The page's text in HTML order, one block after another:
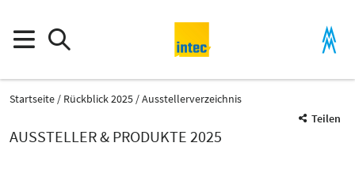
Startseite Rückblick 2025
Ausstellerverzeichnis
Teilen
AUSSTELLER & PRODUKTE 2025